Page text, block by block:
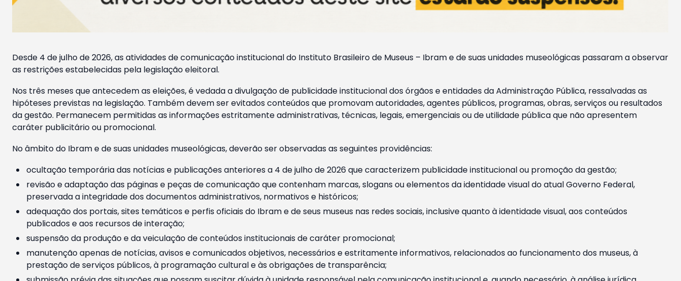
Desde 4 de julho de 2026, as atividades de comunicação institucional do Instituto Brasileiro de Museus – Ibram e de suas unidades museológicas passaram a observar
as restrições estabelecidas pela legislação eleitoral.
Nos três meses que antecedem as eleições, é vedada a divulgação de publicidade institucional dos órgãos e entidades da Administração Pública, ressalvadas as
hipóteses previstas na legislação. Também devem ser evitados conteúdos que promovam autoridades, agentes públicos, programas, obras, serviços ou resultados
da gestão. Permanecem permitidas as informações estritamente administrativas, técnicas, legais, emergenciais ou de utilidade pública que não apresentem
caráter publicitário ou promocional.
No âmbito do Ibram e de suas unidades museológicas, deverão ser observadas as seguintes providências:
ocultação temporária das notícias e publicações anteriores a 4 de julho de 2026 que caracterizem publicidade institucional ou promoção da gestão;
revisão e adaptação das páginas e peças de comunicação que contenham marcas, slogans ou elementos da identidade visual do atual Governo Federal,
preservada a integridade dos documentos administrativos, normativos e históricos;
adequação dos portais, sites temáticos e perfis oficiais do Ibram e de seus museus nas redes sociais, inclusive quanto à identidade visual, aos conteúdos
publicados e aos recursos de interação;
suspensão da produção e da veiculação de conteúdos institucionais de caráter promocional;
manutenção apenas de notícias, avisos e comunicados objetivos, necessários e estritamente informativos, relacionados ao funcionamento dos museus, à
prestação de serviços públicos, à programação cultural e às obrigações de transparência;